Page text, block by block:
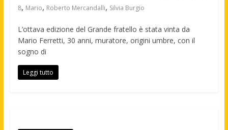
8, Mario, Roberto Mercandalli, Silvia Burgio
L’ottava edizione del Grande fratello è stata vinta da
Mario Ferretti, 30 anni, muratore, origini umbre, con il
sogno di
Leggi tutto